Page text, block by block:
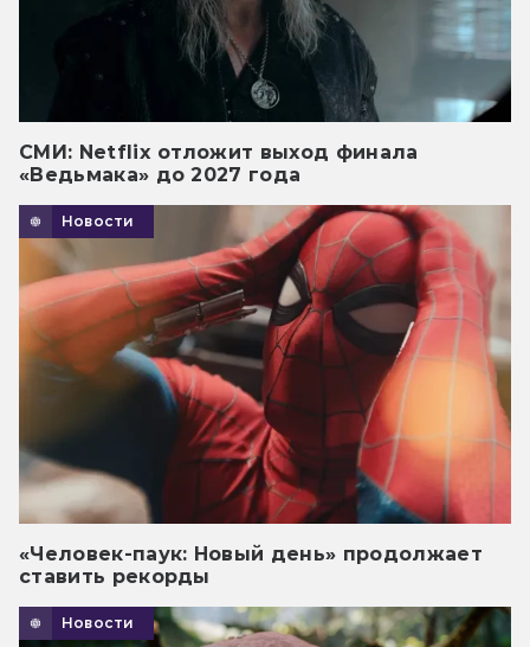
СМИ: Netflix отложит выход финала
«Ведьмака» до 2027 года
Новости
«Человек-паук: Новый день» продолжает
ставить рекорды
Новости